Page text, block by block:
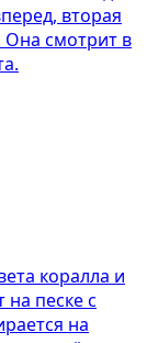
вторая
Она смотрит в